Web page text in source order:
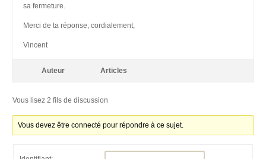
sa fermeture.
Merci de ta réponse, cordialement,
Vincent
Auteur Articles
Vous lisez 2 fils de discussion
Vous devez être connecté pour répondre à ce sujet.